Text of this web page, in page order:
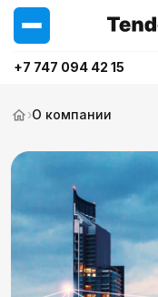
+7 747 094 42 15
›О компании